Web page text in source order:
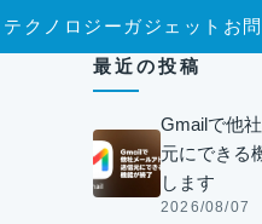
テクノロジー ガジェット お
最近の投稿
Gmailで他
元にできる
します
2026/08/07